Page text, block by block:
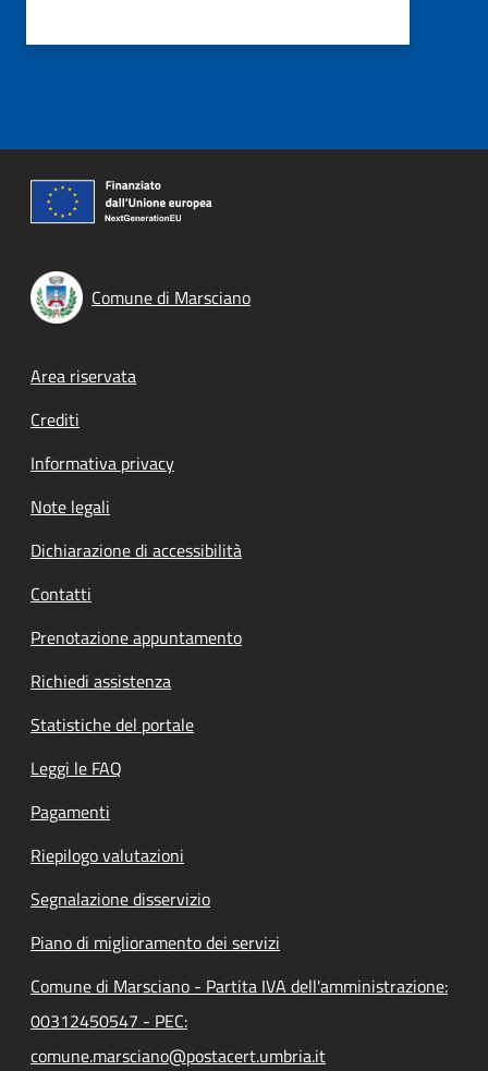
Comune di Marsciano
Footer menu
Area riservata
Crediti
Informativa privacy
Note legali
Dichiarazione di accessibilità
Contatti
Prenotazione appuntamento
Richiedi assistenza
Statistiche del portale
Leggi le FAQ
Pagamenti
Riepilogo valutazioni
Segnalazione disservizio
Piano di miglioramento dei servizi
Comune di Marsciano - Partita IVA dell'amministrazione:
00312450547 - PEC:
comune.marsciano@postacert.umbria.it